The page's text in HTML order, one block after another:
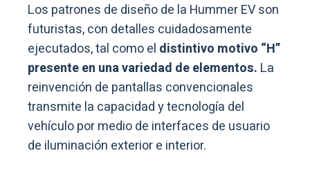
Los patrones de diseño de la Hummer EV son
futuristas, con detalles cuidadosamente
ejecutados, tal como el distintivo motivo “H”
presente en una variedad de elementos. La
reinvención de pantallas convencionales
transmite la capacidad y tecnología del
vehículo por medio de interfaces de usuario
de iluminación exterior e interior.